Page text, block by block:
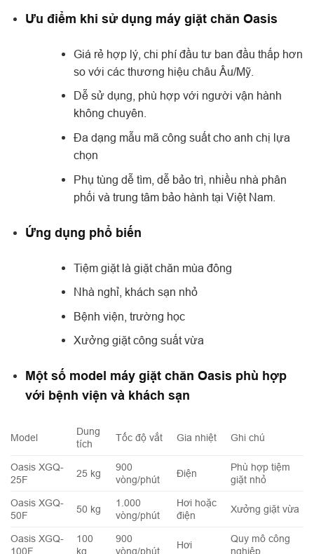
Ưu điểm khi sử dụng máy giặt chăn Oasis
Giá rẻ hợp lý, chi phí đầu tư ban đầu thấp hơn
so với các thương hiệu châu Âu/Mỹ.
Dễ sử dụng, phù hợp với người vận hành
không chuyên.
Đa dạng mẫu mã công suất cho anh chị lựa
chọn
Phụ tùng dễ tìm, dễ bảo trì, nhiều nhà phân
phối và trung tâm bảo hành tại Việt Nam.
Ứng dụng phổ biến
Tiệm giặt là giặt chăn mùa đông
Nhà nghỉ, khách sạn nhỏ
Bệnh viện, trường học
Xưởng giặt công suất vừa
Một số model máy giặt chăn Oasis phù hợp
với bệnh viện và khách sạn
Model
Dung
tích
Tốc độ vắt Gia nhiệt Ghi chú
Oasis XGQ-
25F
25 kg
900
vòng/phút
Điện
Phù hợp tiệm
giặt nhỏ
Oasis XGQ-
50F
50 kg
1.000
vòng/phút
Hơi hoặc
điện
Xưởng giặt vừa
Oasis XGQ-
100F
100
kg
900
vòng/phút
Hơi
Quy mô công
nghiệp